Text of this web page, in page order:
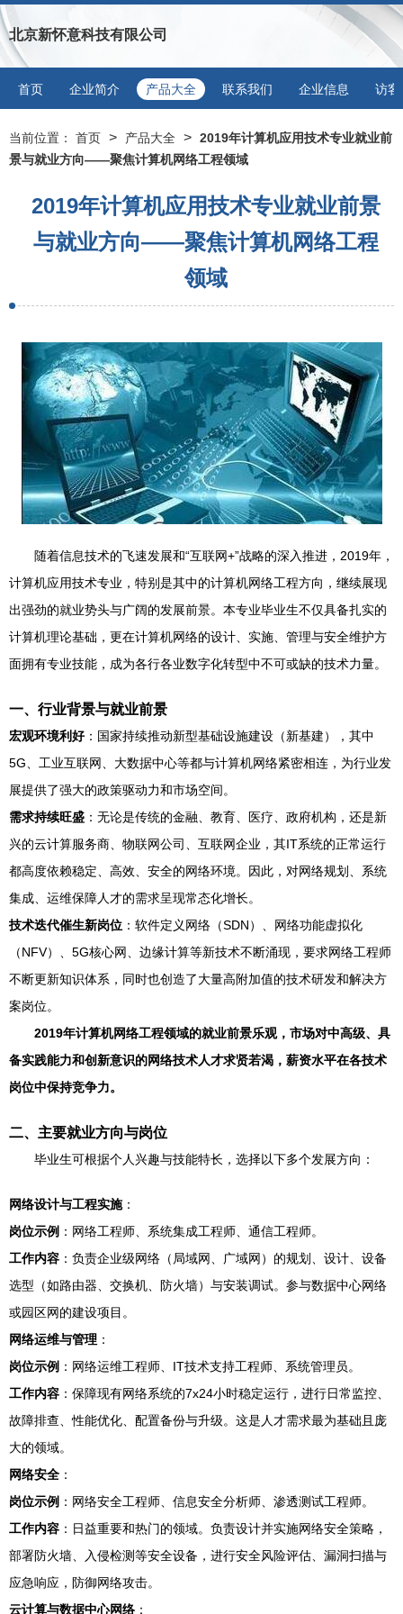
北京新怀意科技有限公司
首页 企业简介 产品大全 联系我们 企业信息 访客
当前位置： 首页 > 产品大全 > 2019年计算机应用技术专业就业前
景与就业方向——聚焦计算机网络工程领域
2019年计算机应用技术专业就业前景
与就业方向——聚焦计算机网络工程
领域
随着信息技术的飞速发展和“互联网+”战略的深入推进，2019年，
计算机应用技术专业，特别是其中的计算机网络工程方向，继续展现
出强劲的就业势头与广阔的发展前景。本专业毕业生不仅具备扎实的
计算机理论基础，更在计算机网络的设计、实施、管理与安全维护方
面拥有专业技能，成为各行各业数字化转型中不可或缺的技术力量。
一、行业背景与就业前景
宏观环境利好：国家持续推动新型基础设施建设（新基建），其中
5G、工业互联网、大数据中心等都与计算机网络紧密相连，为行业发
展提供了强大的政策驱动力和市场空间。
需求持续旺盛 ：无论是传统的金融、教育、医疗、政府机构，还是新
兴的云计算服务商、物联网公司、互联网企业，其IT系统的正常运行
都高度依赖稳定、高效、安全的网络环境。因此，对网络规划、系统
集成、运维保障人才的需求呈现常态化增长。
技术迭代催生新岗位 ：软件定义网络（SDN）、网络功能虚拟化
（NFV）、5G核心网、边缘计算等新技术不断涌现，要求网络工程师
不断更新知识体系，同时也创造了大量高附加值的技术研发和解决方
案岗位。
2019年计算机网络工程领域的就业前景乐观，市场对中高级、具
备实践能力和创新意识的网络技术人才求贤若渴，薪资水平在各技术
岗位中保持竞争力。
二、主要就业方向与岗位
毕业生可根据个人兴趣与技能特长，选择以下多个发展方向：
网络设计与工程实施：
岗位示例 ：网络工程师、系统集成工程师、通信工程师。
工作内容 ：负责企业级网络（局域网、广域网）的规划、设计、设备
选型（如路由器、交换机、防火墙）与安装调试。参与数据中心网络
或园区网的建设项目。
网络运维与管理 ：
岗位示例 ：网络运维工程师、IT技术支持工程师、系统管理员。
工作内容 ：保障现有网络系统的7x24小时稳定运行，进行日常监控、
故障排查、性能优化、配置备份与升级。这是人才需求最为基础且庞
大的领域。
网络安全 ：
岗位示例 ：网络安全工程师、信息安全分析师、渗透测试工程师。
工作内容 ：日益重要和热门的领域。负责设计并实施网络安全策略，
部署防火墙、入侵检测等安全设备，进行安全风险评估、漏洞扫描与
应急响应，防御网络攻击。
云计算与数据中心网络 ：